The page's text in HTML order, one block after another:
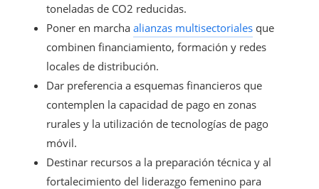
toneladas de CO2 reducidas.
Poner en marcha alianzas multisectoriales que
combinen financiamiento, formación y redes
locales de distribución.
Dar preferencia a esquemas financieros que
contemplen la capacidad de pago en zonas
rurales y la utilización de tecnologías de pago
móvil.
Destinar recursos a la preparación técnica y al
fortalecimiento del liderazgo femenino para